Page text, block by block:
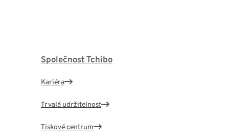
Společnost Tchibo
Kariéra
Trvalá udržitelnost
Tiskové centrum